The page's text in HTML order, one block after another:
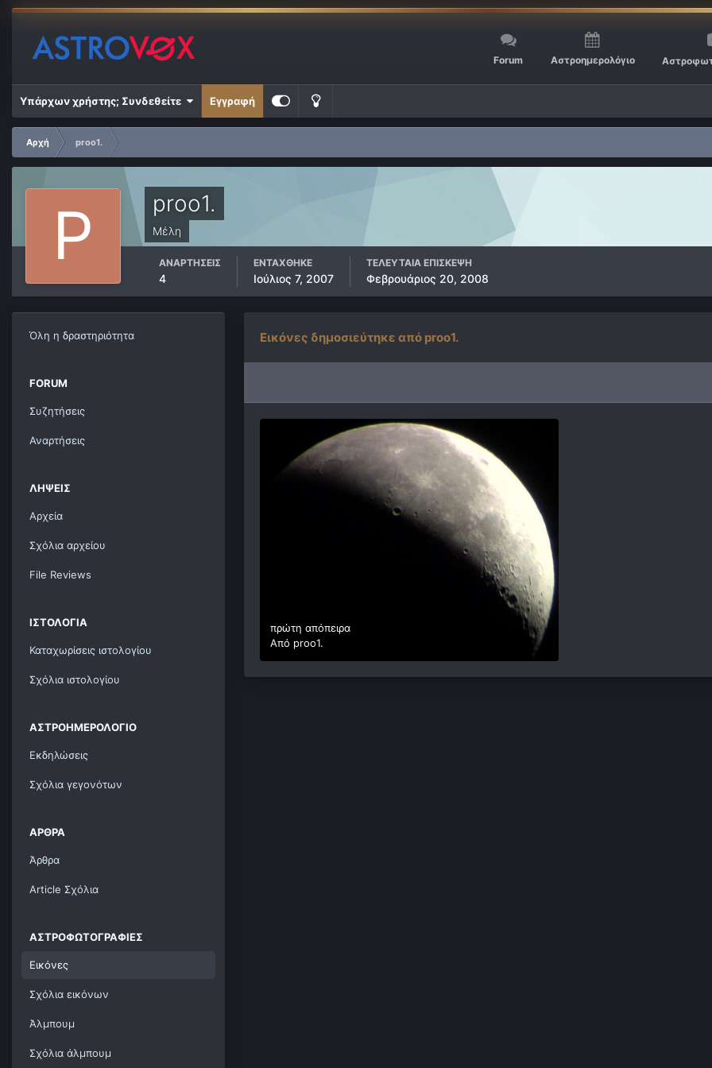
Forum Αστροημερολόγιο
Υπάρχων χρήστης; Συνδεθείτε Εγγραφή
Αρχή
proo1.
proo1.
Μέλη
ΑΝΑΡΤΉΣΕΙΣ
4
ΕΝΤΆΧΘΗΚΕ
Ιούλιος 7, 2007
ΤΕΛΕΥΤΑΊΑ ΕΠΊΣΚΕΨΗ
Φεβρουάριος 20, 2008
Όλη η δραστηριότητα
FORUM
Συζητήσεις
Αναρτήσεις
ΛΉΨΕΙΣ
Αρχεία
Σχόλια αρχείου
File Reviews
ΙΣΤΟΛΌΓΙΑ
Καταχωρίσεις ιστολογίου
Σχόλια ιστολογίου
ΑΣΤΡΟΗΜΕΡΟΛΌΓΙΟ
Εκδηλώσεις
Σχόλια γεγονότων
ΆΡΘΡΑ
Άρθρα
Article Σχόλια
ΑΣΤΡΟΦΩΤΟΓΡΑΦΊΕΣ
Εικόνες
Σχόλια εικόνων
Άλμπουμ
Σχόλια άλμπουμ
Εικόνες δημοσιεύτηκε από proo1.
πρώτη απόπειρα
Από proo1.